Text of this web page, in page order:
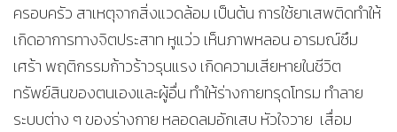
ครอบครัว สาเหตุจากสิ่งแวดล้อม เป็นต้น การใช้ยาเสพติดทำให้
เกิดอาการทางจิตประสาท หูแว่ว เห็นภาพหลอน อารมณ์ซึม
เศร้า พฤติกรรมก้าวร้าวรุนแรง เกิดความเสียหายในชีวิต
ทรัพย์สินของตนเองและผู้อื่น ทำให้ร่างกายทรุดโทรม ทำลาย
ระบบต่าง ๆ ของร่างกาย หลอดลมอักเสบ หัวใจวาย เสื่อม